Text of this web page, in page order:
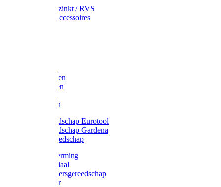
Emmer verzinkt / RVS
Regenton accessoires
Gazonharken
Asfaltharken
Hooiharken
Handgereedschap Eurotool
Handgereedschap Gardena
Kindergereedschap
Kniebescherming
Afzetmateriaal
Stratenmakersgereedschap
Straathamer